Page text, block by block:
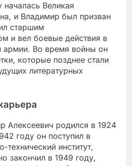
началась Великая
и Владимир был призван
старшим
и вел боевые действия в
армии. Во время войны он
которые позднее стали
литературных
Алексеевич родился в 1924
году он поступил в
институт,
закончил в 1949 году,